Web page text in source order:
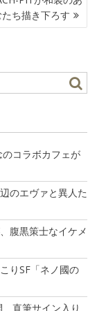
ち描き下ろす
のコラボカフェが
のエヴァと異人た
腹黒策士なイケメ
りSF「ネノ國の
直筆サイン入り